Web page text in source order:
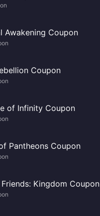
Awakening Coupon
Coupon
of Infinity Coupon
Pantheons Coupon
Friends: Kingdom Coupon